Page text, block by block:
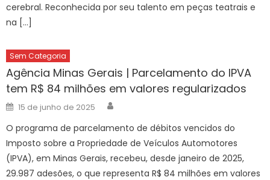
cerebral. Reconhecida por seu talento em peças teatrais e
na […]
Sem Categoria
Agência Minas Gerais | Parcelamento do IPVA
tem R$ 84 milhões em valores regularizados
Posted
on
15 de junho de 2025
O programa de parcelamento de débitos vencidos do
Imposto sobre a Propriedade de Veículos Automotores
(IPVA), em Minas Gerais, recebeu, desde janeiro de 2025,
29.987 adesões, o que representa R$ 84 milhões em valores